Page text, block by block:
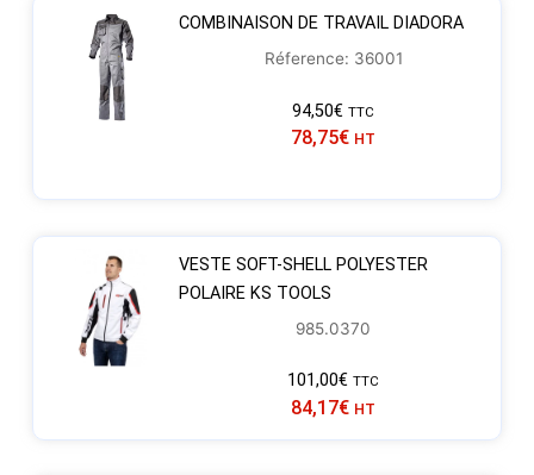
COMBINAISON DE TRAVAIL DIADORA
Réference: 36001
94,50€ TTC
78,75€ HT
VESTE SOFT-SHELL POLYESTER
POLAIRE KS TOOLS
985.0370
101,00€ TTC
84,17€ HT